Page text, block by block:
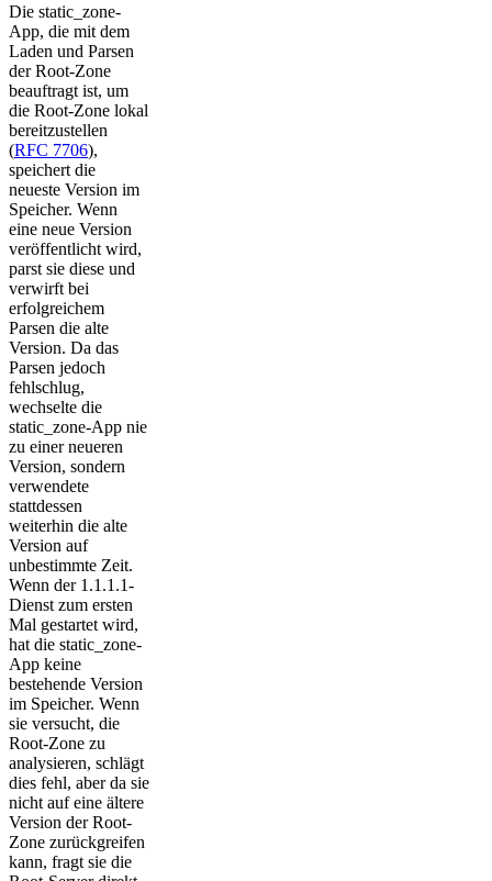
Die static_zone-
App, die mit dem
Laden und Parsen
der Root-Zone
beauftragt ist, um
die Root-Zone lokal
bereitzustellen
(RFC 7706),
speichert die
neueste Version im
Speicher. Wenn
eine neue Version
veröffentlicht wird,
parst sie diese und
verwirft bei
erfolgreichem
Parsen die alte
Version. Da das
Parsen jedoch
fehlschlug,
wechselte die
static_zone-App nie
zu einer neueren
Version, sondern
verwendete
stattdessen
weiterhin die alte
Version auf
unbestimmte Zeit.
Wenn der 1.1.1.1-
Dienst zum ersten
Mal gestartet wird,
hat die static_zone-
App keine
bestehende Version
im Speicher. Wenn
sie versucht, die
Root-Zone zu
analysieren, schlägt
dies fehl, aber da sie
nicht auf eine ältere
Version der Root-
Zone zurückgreifen
kann, fragt sie die